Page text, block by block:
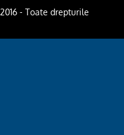
- Toate drepturile